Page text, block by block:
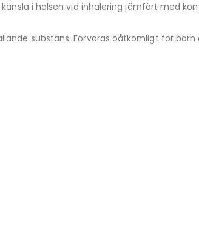
i halsen vid inhalering jämfört med
substans. Förvaras oåtkomligt för barn